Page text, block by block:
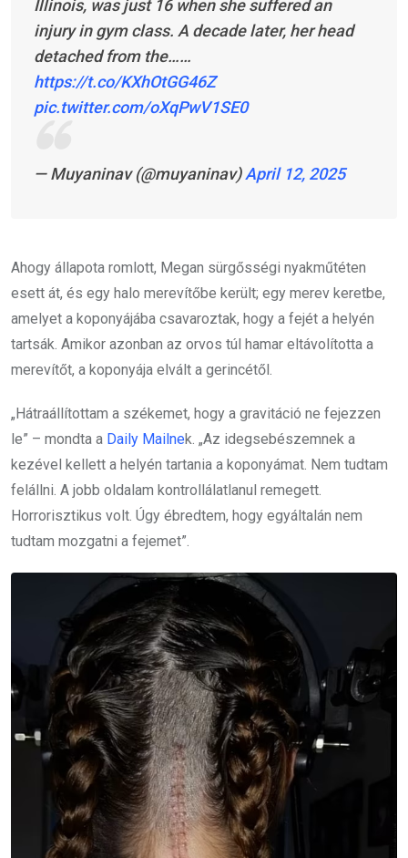
Illinois, was just 16 when she suffered an
injury in gym class. A decade later, her head
detached from the……
https://t.co/KXhOtGG46Z
pic.twitter.com/oXqPwV1SE0
— Muyaninav (@muyaninav)April 12, 2025
Ahogy állapota romlott, Megan sürgősségi nyakműtéten
esett át, és egy halo merevítőbe került; egy merev keretbe,
amelyet a koponyájába csavaroztak, hogy a fejét a helyén
tartsák. Amikor azonban az orvos túl hamar eltávolította a
merevítőt, a koponyája elvált a gerincétől.
„Hátraállítottam a székemet, hogy a gravitáció ne fejezzen
le” – mondta a Daily Mailnek. „Az idegsebészemnek a
kezével kellett a helyén tartania a koponyámat. Nem tudtam
felállni. A jobb oldalam kontrollálatlanul remegett.
Horrorisztikus volt. Úgy ébredtem, hogy egyáltalán nem
tudtam mozgatni a fejemet”.